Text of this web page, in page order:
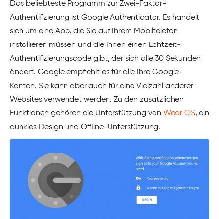
Das beliebteste Programm zur Zwei-Faktor-
Authentifizierung ist Google Authenticator. Es handelt
sich um eine App, die Sie auf Ihrem Mobiltelefon
installieren müssen und die Ihnen einen Echtzeit-
Authentifizierungscode gibt, der sich alle 30 Sekunden
ändert. Google empfiehlt es für alle Ihre Google-
Konten. Sie kann aber auch für eine Vielzahl anderer
Websites verwendet werden. Zu den zusätzlichen
Funktionen gehören die Unterstützung von Wear OS, ein
dunkles Design und Offline-Unterstützung.